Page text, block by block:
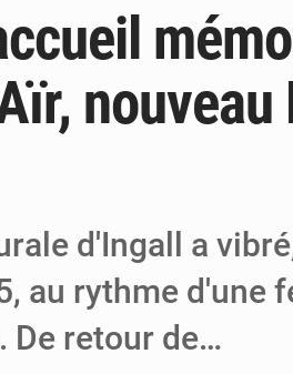
Niger : Bilan à mi-
2026 Chasse aux gabegies à Niamey
août 2026 Tibiri : le dialogue,
d'Ingall a
au rythme d'une
De retour de…